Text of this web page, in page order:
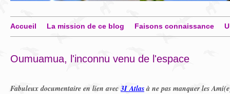
Accueil La mission de ce blog Faisons connaissance
Oumuamua, l'inconnu venu de l'espace
Fabuleux documentaire en lien avec 3I Atlasà ne pas manquer les